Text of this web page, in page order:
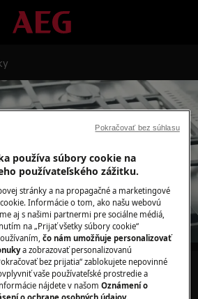
pre Sporáky
článkoch podpory
používa súbory cookie na
používateľského zážitku.
stránky a na propagačné a marketingové
Informácie o tom, ako našu webovú
aj s našimi partnermi pre sociálne médiá,
na „Prijať všetky súbory cookie“
čo nám umožňuje personalizovať
a zobrazovať personalizovanú
bez prijatia“ zablokujete nepovinné
vaše používateľské prostredie a
nájdete v našomOznámení o
Pokračovať bez súhlasu